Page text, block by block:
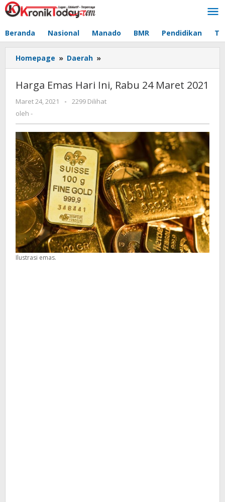
Lewati
ke
Beranda Nasional Manado BMR Pendidikan
Homepage » Daerah »
Emas
Ini,
Rabu
Maret
2021
Harga Emas Hari Ini, Rabu 24 Maret 2021
Maret 24, 2021
oleh
-
2299 Dilihat
oleh -
Ilustrasi emas.